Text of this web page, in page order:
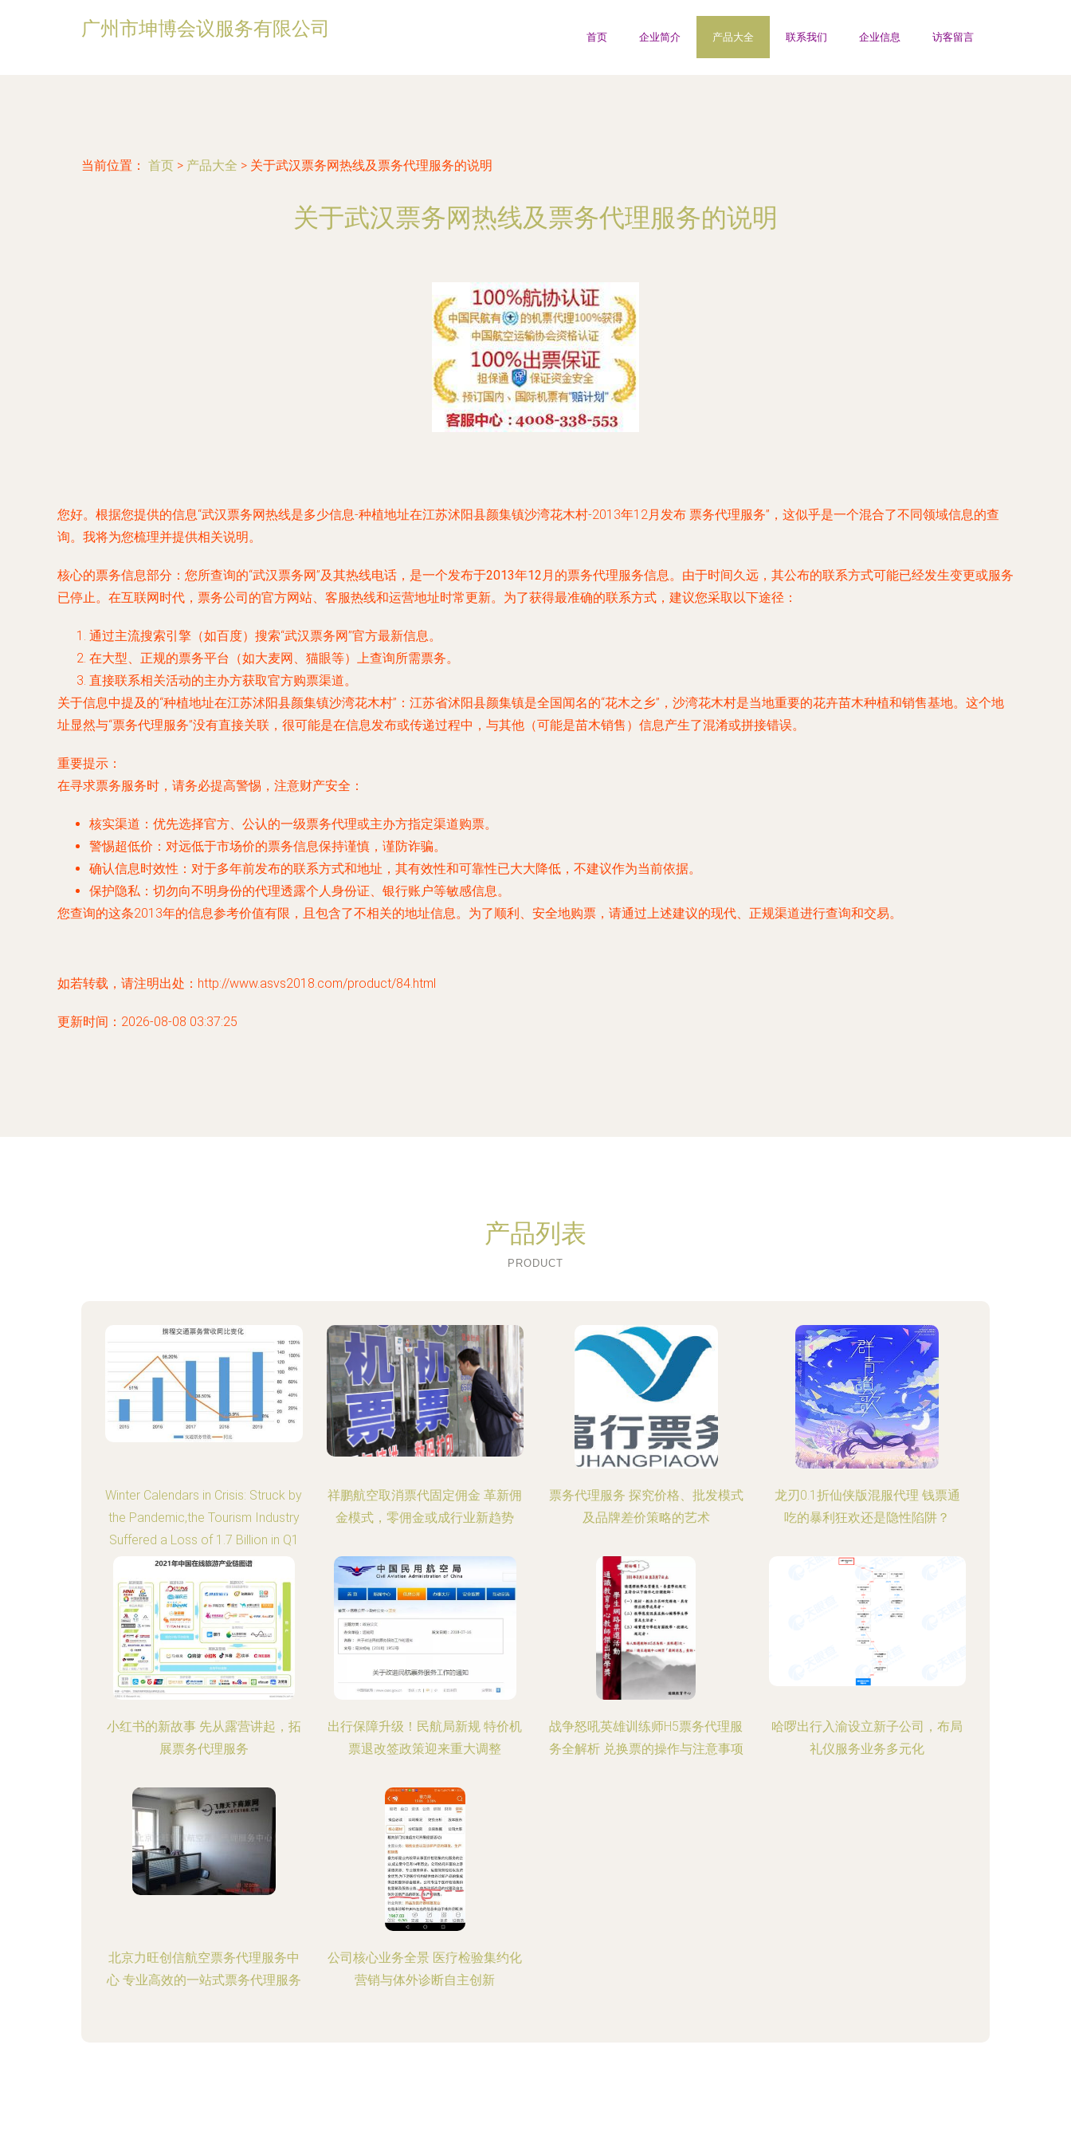
广州市坤博会议服务有限公司 首页 企业简介 产品大全 联系我们 企业信息 访客留言
当前位置： 首页 > 产品大全 > 关于武汉票务网热线及票务代理服务的说明
关于武汉票务网热线及票务代理服务的说明
您好。根据您提供的信息“武汉票务网热线是多少信息-种植地址在江苏沭阳县颜集镇沙湾花木村-2013年12月发布 票务代理服务”，这似乎是一个混合了不同领域信息的查
询。我将为您梳理并提供相关说明。
核心的票务信息部分：您所查询的“武汉票务网”及其热线电话，是一个发布于2013年12月 的票务代理服务信息。由于时间久远，其公布的联系方式可能已经发生变更或服务
已停止。在互联网时代，票务公司的官方网站、客服热线和运营地址时常更新。为了获得最准确的联系方式，建议您采取以下途径：
通过主流搜索引擎（如百度）搜索“武汉票务网”官方最新信息。
在大型、正规的票务平台（如大麦网、猫眼等）上查询所需票务。
直接联系相关活动的主办方获取官方购票渠道。
关于信息中提及的“种植地址在江苏沭阳县颜集镇沙湾花木村”：江苏省沭阳县颜集镇是全国闻名的“花木之乡”，沙湾花木村是当地重要的花卉苗木种植和销售基地。这个地
址显然与“票务代理服务”没有直接关联，很可能是在信息发布或传递过程中，与其他（可能是苗木销售）信息产生了混淆或拼接错误。
重要提示 ：
在寻求票务服务时，请务必提高警惕，注意财产安全：
核实渠道 ：优先选择官方、公认的一级票务代理或主办方指定渠道购票。
警惕超低价 ：对远低于市场价的票务信息保持谨慎，谨防诈骗。
确认信息时效性 ：对于多年前发布的联系方式和地址，其有效性和可靠性已大大降低，不建议作为当前依据。
保护隐私 ：切勿向不明身份的代理透露个人身份证、银行账户等敏感信息。
您查询的这条2013年的信息参考价值有限，且包含了不相关的地址信息。为了顺利、安全地购票，请通过上述建议的现代、正规渠道进行查询和交易。
如若转载，请注明出处：http://www.asvs2018.com/product/84.html
更新时间：2026-08-08 03:37:25
产品列表
PRODUCT
Winter Calendars in Crisis: Struck by
the Pandemic,the Tourism Industry
Suffered a Loss of 1.7 Billion in Q1
祥鹏航空取消票代固定佣金 革新佣
金模式，零佣金或成行业新趋势
票务代理服务 探究价格、批发模式
及品牌差价策略的艺术
龙刃0.1折仙侠版混服代理 钱票通
吃的暴利狂欢还是隐性陷阱？
小红书的新故事 先从露营讲起，拓
展票务代理服务
出行保障升级！民航局新规 特价机
票退改签政策迎来重大调整
战争怒吼英雄训练师H5票务代理服
务全解析 兑换票的操作与注意事项
哈啰出行入渝设立新子公司，布局
礼仪服务业务多元化
北京力旺创信航空票务代理服务中
心 专业高效的一站式票务代理服务
公司核心业务全景 医疗检验集约化
营销与体外诊断自主创新